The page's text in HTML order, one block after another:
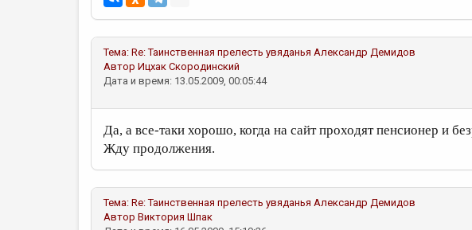
Тема: Re: Таинственная прелесть увяданья Александр Демидов
Автор Ицхак Скородинский
Дата и время: 13.05.2009, 00:05:44
Да, а все-таки хорошо, когда на сайт проходят пенсионер и
Жду продолжения.
Тема: Re: Таинственная прелесть увяданья Александр Демидов
Автор Виктория Шпак